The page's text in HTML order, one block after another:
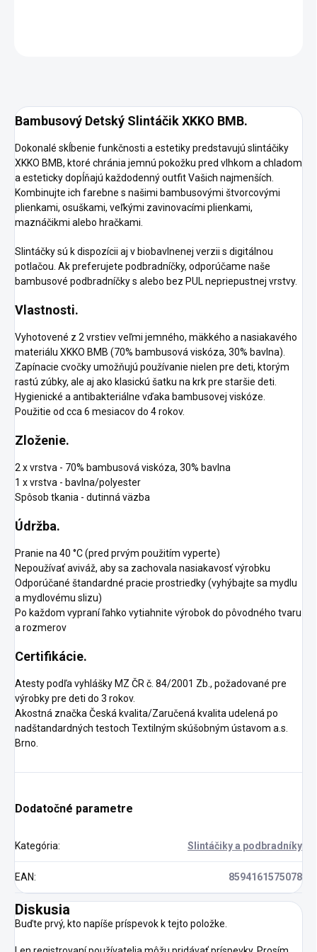
Bambusový Detský Slintáčik XKKO BMB.
Dokonalé skĺbenie funkčnosti a estetiky predstavujú slintáčiky
XKKO BMB, ktoré chránia jemnú pokožku pred vlhkom a chladom
a esteticky dopĺňajú každodenný outfit Vašich najmenších.
Kombinujte ich farebne s našimi bambusovými štvorcovými
plienkami, osuškami, veľkými zavinovacími plienkami,
maznáčikmi alebo hračkami.
Slintáčky sú k dispozícii aj v biobavlnenej verzii s digitálnou
potlačou. Ak preferujete podbradníčky, odporúčame naše
bambusové podbradníčky s alebo bez PUL nepriepustnej vrstvy.
Vlastnosti.
Vyhotovené z 2 vrstiev veľmi jemného, mäkkého a nasiakavého
materiálu XKKO BMB (70% bambusová viskóza, 30% bavlna).
Zapínacie cvočky umožňujú používanie nielen pre deti, ktorým
rastú zúbky, ale aj ako klasickú šatku na krk pre staršie deti.
Hygienické a antibakteriálne vďaka bambusovej viskóze.
Použitie od cca 6 mesiacov do 4 rokov.
Zloženie.
2 x vrstva - 70% bambusová viskóza, 30% bavlna
1 x vrstva - bavlna/polyester
Spôsob tkania - dutinná väzba
Údržba.
Pranie na 40 °C (pred prvým použitím vyperte)
Nepoužívať aviváž, aby sa zachovala nasiakavosť výrobku
Odporúčané štandardné pracie prostriedky (vyhýbajte sa mydlu
a mydlovému slizu)
Po každom vypraní ľahko vytiahnite výrobok do pôvodného tvaru
a rozmerov
Certifikácie.
Atesty podľa vyhlášky MZ ČR č. 84/2001 Zb., požadované pre
výrobky pre deti do 3 rokov.
Akostná značka Česká kvalita/Zaručená kvalita udelená po
nadštandardných testoch Textilným skúšobným ústavom a.s.
Brno.
Dodatočné parametre
Kategória: Slintáčiky a podbradníky
EAN: 8594161575078
Diskusia
Buďte prvý, kto napíše príspevok k tejto položke.